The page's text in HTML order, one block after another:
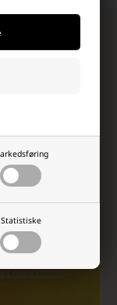
Statistiske
og
mere i vores